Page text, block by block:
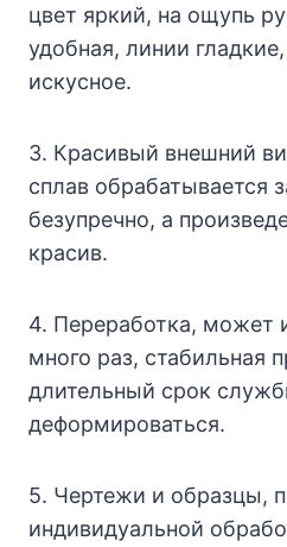
цвет яркий, на ощупь
удобная, линии
искусное.
3. Красивый внешний
сплав обрабатывается
безупречно, а
красив.
4. Переработка, может
много раз, стабильная
длительный срок
деформироваться.
5. Чертежи и образцы,
индивидуальной